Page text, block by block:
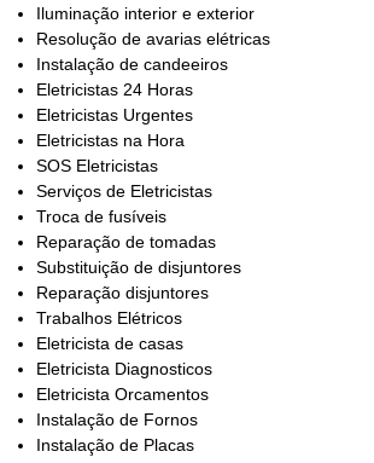
Iluminação interior e exterior
Resolução de avarias elétricas
Instalação de candeeiros
Eletricistas 24 Horas
Eletricistas Urgentes
Eletricistas na Hora
SOS Eletricistas
Serviços de Eletricistas
Troca de fusíveis
Reparação de tomadas
Substituição de disjuntores
Reparação disjuntores
Trabalhos Elétricos
Eletricista de casas
Eletricista Diagnosticos
Eletricista Orcamentos
Instalação de Fornos
Instalação de Placas